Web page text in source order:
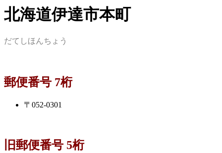
北海道伊達市本町
だてしほんちょう
郵便番号 7桁
〒052-0301
旧郵便番号 5桁